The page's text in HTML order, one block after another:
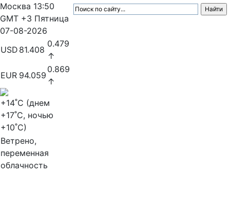
Москва 13:50
GMT +3 Пятница
07-08-2026
USD 81.408
0.479
↑
EUR 94.059
0.869
↑
+14˚C (днем
+17˚C, ночью
+10˚C)
Ветрено,
переменная
облачность